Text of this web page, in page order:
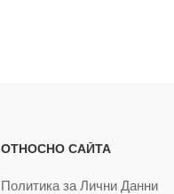
ОТНОСНО САЙТА
Политика за Лични Данни